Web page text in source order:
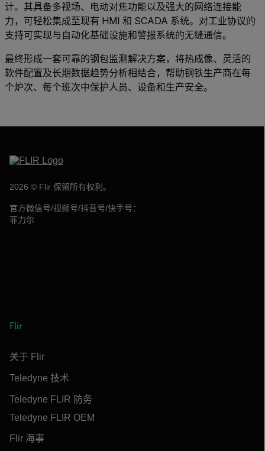
计。其具备多视场、电动对焦功能以及强大的网络连接能
力，可轻松集成至现有 HMI 和 SCADA 系统。对工业协议的
支持可实现与自动化基础设施和警报系统的无缝通信。
最终形成一套可靠的钢包监测解决方案，将热成像、灵活的
软件配置及长期数据趋势分析相结合，帮助钢铁生产商在每
个炉次、每个班次中保护人员、设备和生产安全。
2026 © Flir 保留所有权利。
官方微信号/视频号/抖音号/快手号：
菲力尔
Flir
关于 Flir
Teledyne 技术
Teledyne FLIR 防务
Teledyne FLIR OEM
Flir 海事